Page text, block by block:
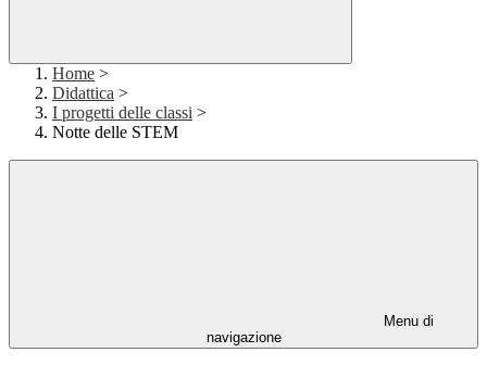
Home >
Didattica >
I progetti delle classi >
Notte delle STEM
Menu di
navigazione